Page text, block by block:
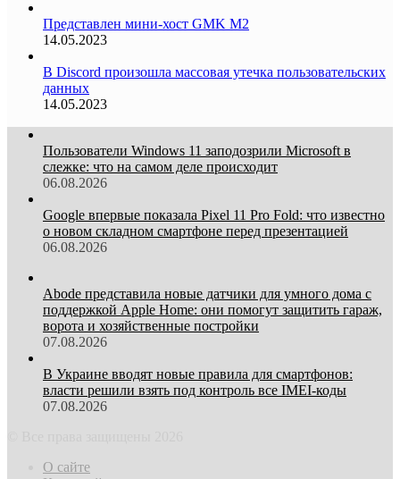
Представлен мини-хост GMK M2
14.05.2023
В Discord произошла массовая утечка пользовательских
данных
14.05.2023
Пользователи Windows 11 заподозрили Microsoft в
слежке: что на самом деле происходит
06.08.2026
Google впервые показала Pixel 11 Pro Fold: что известно
о новом складном смартфоне перед презентацией
06.08.2026
Abode представила новые датчики для умного дома с
поддержкой Apple Home: они помогут защитить гараж,
ворота и хозяйственные постройки
07.08.2026
В Украине вводят новые правила для смартфонов:
власти решили взять под контроль все IMEI-коды
07.08.2026
О сайте